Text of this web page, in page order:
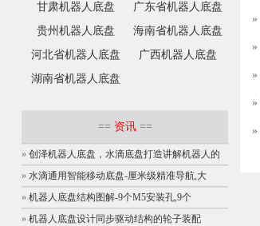
»
»
»
»
»
甘肃机器人底盘
广东省机器人底盘
贵州机器人底盘
海南省机器人底盘
河北省机器人底盘
广西机器人底盘
湖南省机器人底盘
== 资讯==
» 创泽机器人底盘，水滴底盘打造讲解机器人的
» 水滴通用智能移动底盘-厘米级精准导航,大
» 机器人底盘结构图解-9个M5安装孔,9个
» 机器人底盘设计同步驱动结构的轮子装配